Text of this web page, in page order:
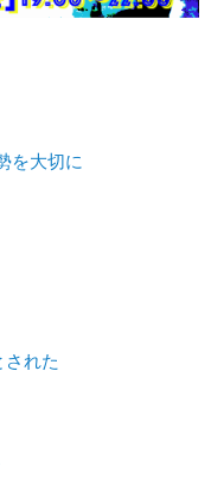
を大切に
れた